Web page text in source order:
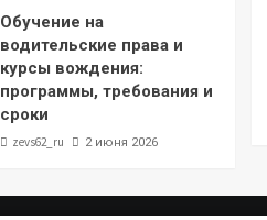
Обучение на
водительские права и
курсы вождения:
программы, требования и
сроки
zevs62_ru 2 июня 2026